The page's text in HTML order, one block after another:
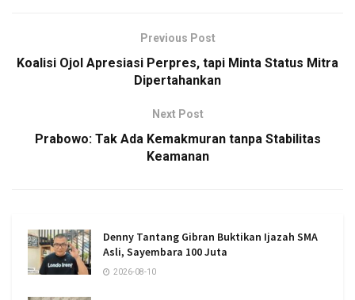
Previous Post
Koalisi Ojol Apresiasi Perpres, tapi Minta Status Mitra
Dipertahankan
Next Post
Prabowo: Tak Ada Kemakmuran tanpa Stabilitas
Keamanan
Denny Tantang Gibran Buktikan Ijazah SMA
Asli, Sayembara 100 Juta
2026-08-10